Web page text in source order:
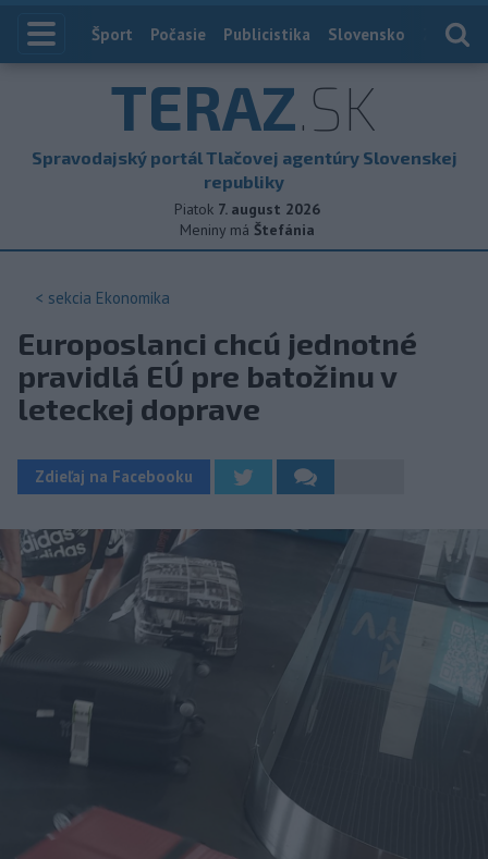
Index
Šport Počasie Publicistika Slovensko
TERAZ.SK
Spravodajský portál Tlačovej agentúry Slovenskej
republiky
Piatok 7. august 2026
Meniny má Štefánia
< sekcia Ekonomika
Europoslanci chcú jednotné
pravidlá EÚ pre batožinu v
leteckej doprave
Zdieľaj na Facebooku